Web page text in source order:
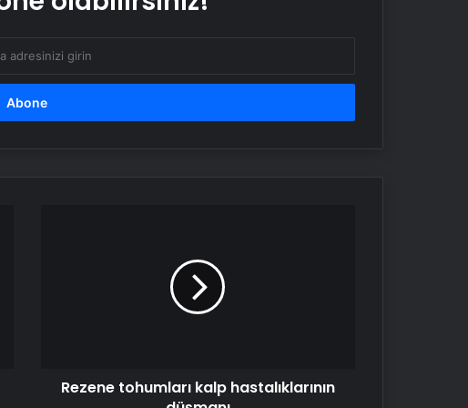
Erdoğan NATO içinde inanılmaz bir
Rezene tohumları kalp hastalıklarının